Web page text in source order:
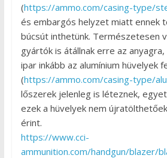
(https://ammo.com/casing-type/
és embargós helyzet miatt ennek
búcsút inthetünk. Természetesen
gyártók is átállnak erre az
ipar inkább az alumínium hüvelyek
(https://ammo.com/casing-type/
lőszerek jelenleg is léteznek,
ezek a hüvelyek nem
érint.
https://www.cci-
ammunition.com/handgun/blazer/